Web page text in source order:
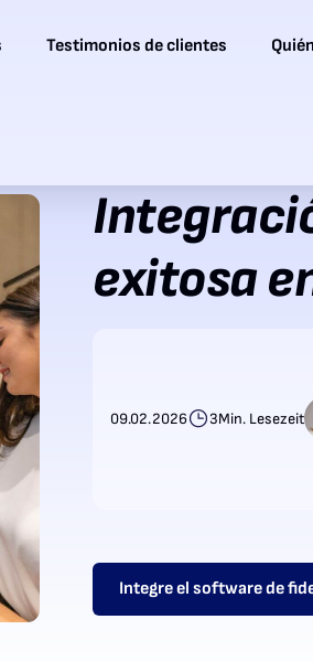
Testimonios de clientes
exitosa
09.02.2026 3Min. Lesezeit
Integre el software de